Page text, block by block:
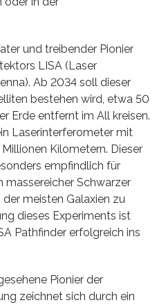
und treibender Pionier
LISA (Laser
Ab 2034 soll dieser
bestehen wird, etwa 50
Erde entfernt im All kreisen.
Laserinterferometer mit
Kilometern. Dieser
empfindlich für
massereicher Schwarzer
meisten Galaxien zu
dieses Experiments ist
Pathfinder erfolgreich ins
Pionier der
zeichnet sich durch ein